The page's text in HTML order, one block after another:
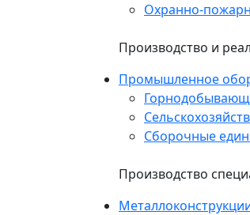
Охранно-
Производство и
Промышленное
Сборочные
Производство